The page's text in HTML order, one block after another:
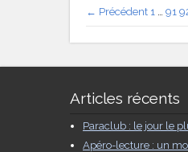
← Précédent 1 91
Articles récents
Paraclub : le jour le
Apéro-lecture : un